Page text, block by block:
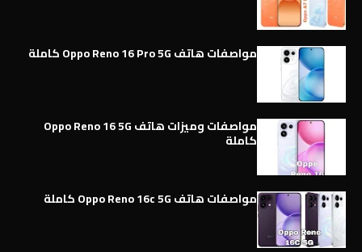
مواصفات هاتف Oppo Reno 16 Pro 5G كاملة
مواصفات وميزات هاتف Oppo Reno 16 5G
كاملة
مواصفات هاتف Oppo Reno 16c 5G كاملة